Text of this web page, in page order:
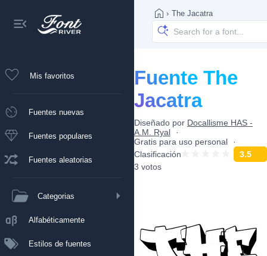
Mis favoritos
Fuentes nuevas
Fuentes populares
Fuentes aleatorias
Categorias
Alfabéticamente
Estilos de fuentes
› The Jacatra
Fuente The
Jacatra
Diseñado por Docallisme HAS -
A.M. Ryal
Gratis para uso personal
Clasificación
3.5
3 votos